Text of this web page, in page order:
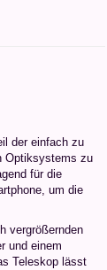
der einfach zu
Optiksystems zu
für die
um die
vergrößernden
und einem
Teleskop lässt